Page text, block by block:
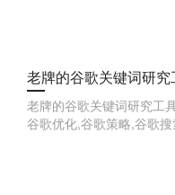
老牌的谷歌关键词研究
老牌的谷歌关键词研究工
谷歌优化,谷歌策略,谷歌